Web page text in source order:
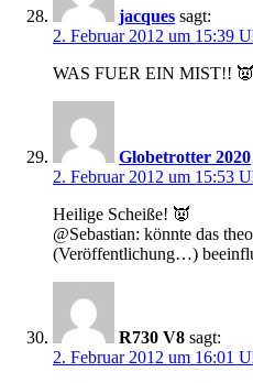
jacques sagt:
2. Februar 2012 um 15:39
WAS FUER EIN MIST!!
Globetrotter 2020
2. Februar 2012 um 15:53
Heilige Scheiße! 👿
@Sebastian: könnte das
(Veröffentlichung…)
R730 V8 sagt:
2. Februar 2012 um 16:01